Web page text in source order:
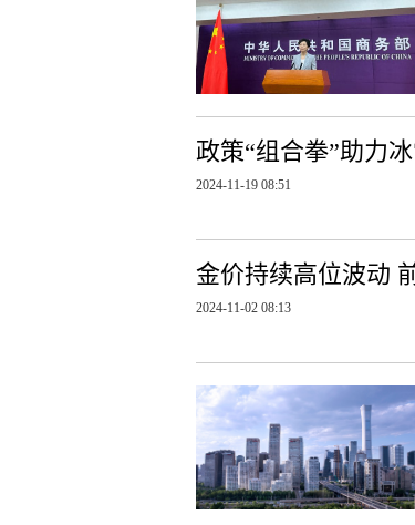
政策“组合拳”助力
2024-11-19 08:51
金价持续高位波动
2024-11-02 08:13